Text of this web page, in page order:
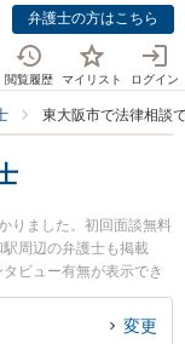
弁護士の方はこちら
閲覧履歴 マイリスト ログイン
東大阪市で法律相談
りました。初回面談無料
周辺の弁護士も掲載
ビュー有無が表示でき
ベリーベスト法律事務所
事務所の丸山 和彦弁護
変更